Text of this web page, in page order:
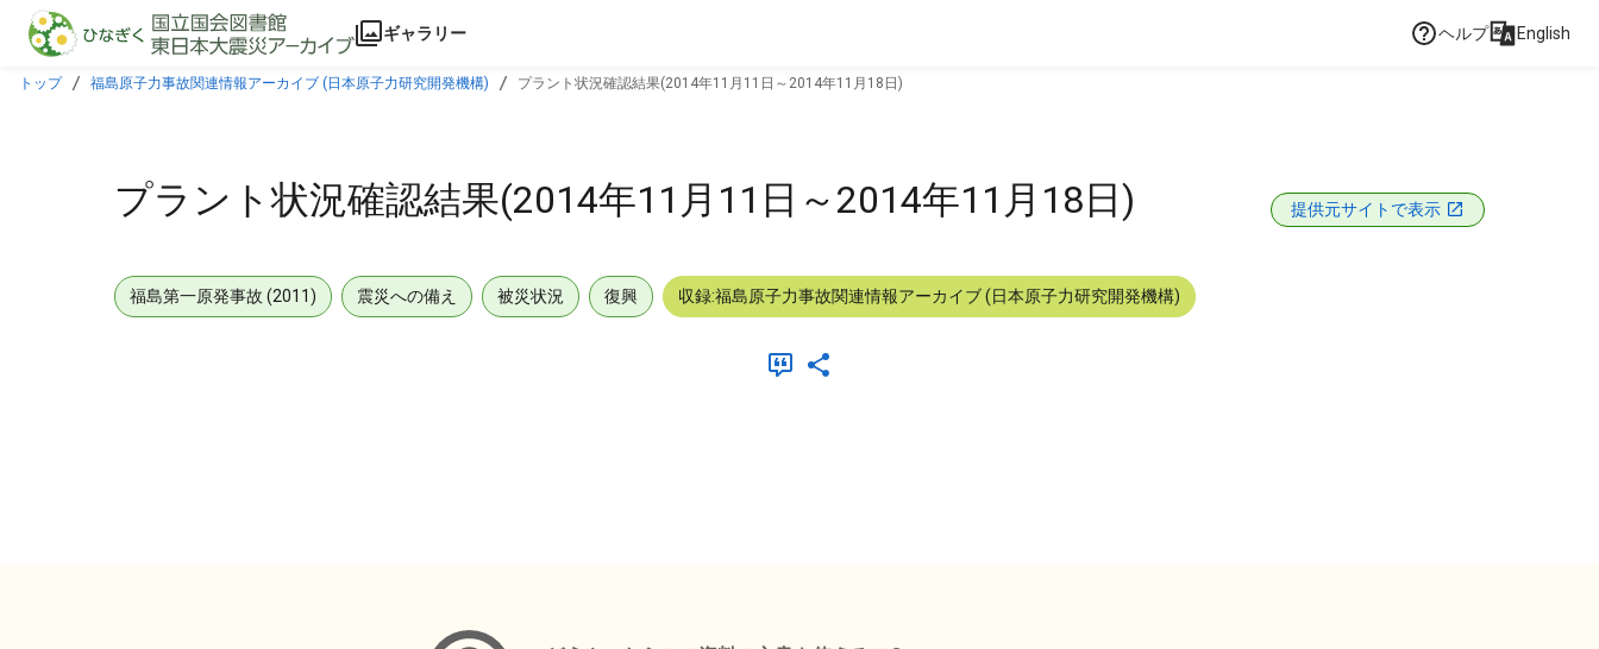
本文に飛ぶ
ギャラリー ヘルプ English
トップ 福島原子力事故関連情報アーカイブ (日本原子力研究開発機構) プラント状況確認結果(2014年11月11日～2014年11月18日)
プラント状況確認結果(2014年11月11日～2014年11月18日) 提供元サイトで表示
福島第一原発事故 (2011) 震災への備え 被災状況 復興 収録:福島原子力事故関連情報アーカイブ (日本原子力研究開発機構)